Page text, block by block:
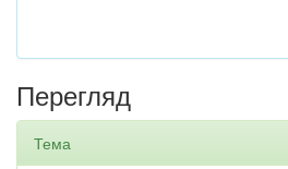
Перегляд
Тема